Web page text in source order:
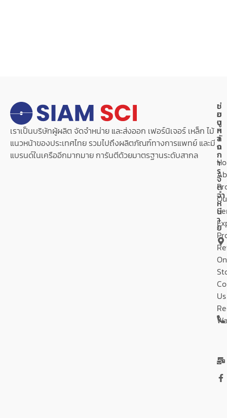
เราเป็นบริษัทผู้ผลิต จัดจำหน่าย และส่งออก เฟอร์นิเจอร์ เหล็ก ไม้
แนวหน้าของประเทศไทย รวมไปถึงผลิตภัณฑ์ทางการแพทย์ และมี
แบรนด์ในเครืออีกมากมาย การันตีด้วยมาตรฐานระดับสากล
เ
ม
นู
ห
ลั
ก
Us
ช่
อ
ง
ท
า
ง
ก
า
ร
จั
ด
จำ
ห
น่
า
ย